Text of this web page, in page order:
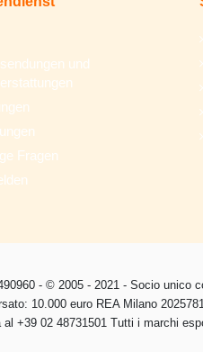
und
Fragen
- © 2005 - 2021 - Socio unico
10.000 euro REA Milano
+39 02 48731501 Tutti i marchi